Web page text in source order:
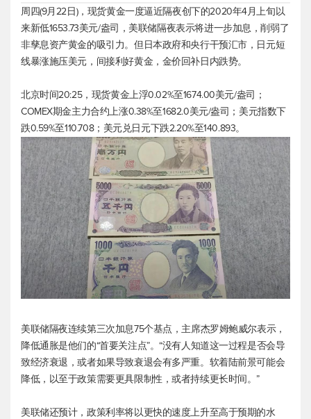
周四(9月22日)， 现货黄金一度逼近隔夜创下的2020年4月上旬以
来新低1653.73美元/盎司，美联储隔夜表示将进一步加息，削弱了
非孳息资产黄金的吸引力。但日本政府和央行干预汇市，日元短
线暴涨施压美元，间接利好黄金，金价回补日内跌势。
北京时间20:25， 现货黄金上浮0.02%至1674.00美元/盎司；
COMEX期金主力合约上涨0.38%至1682.0美元/盎司； 美元指数下
跌0.59%至110.708； 美元兑日元下跌2.20%至140.893。
美联储隔夜连续第三次加息75个基点，主席杰罗姆鲍威尔表示，
降低通胀是他们的“首要关注点”。“没有人知道这一过程是否会导
致经济衰退，或者如果导致衰退会有多严重。软着陆前景可能会
降低，以至于政策需要更具限制性，或者持续更长时间。”
美联储还预计，政策利率将以更快的速度上升至高于预期的水